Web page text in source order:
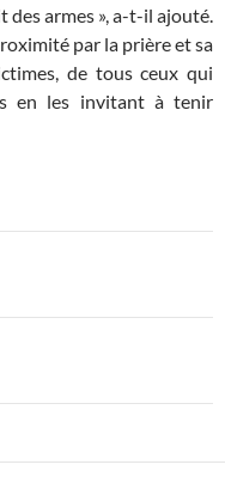
des armes », a-t-il ajouté.
par la prière et sa
de tous ceux qui
en les invitant à tenir